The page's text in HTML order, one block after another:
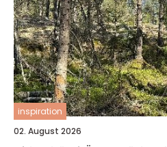
inspiration
02. August 2026